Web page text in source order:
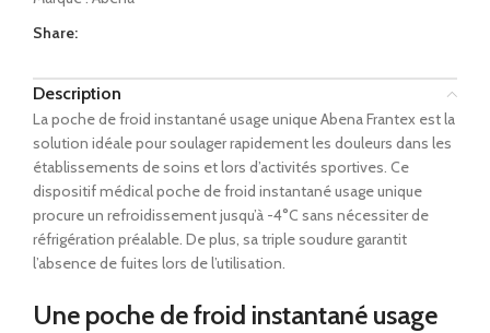
Share:
Description
La poche de froid instantané usage unique Abena Frantex est la
solution idéale pour soulager rapidement les douleurs dans les
établissements de soins et lors d’activités sportives. Ce
dispositif médical poche de froid instantané usage unique
procure un refroidissement jusqu’à -4°C sans nécessiter de
réfrigération préalable. De plus, sa triple soudure garantit
l’absence de fuites lors de l’utilisation.
Une poche de froid instantané usage